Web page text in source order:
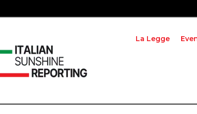
La Legge